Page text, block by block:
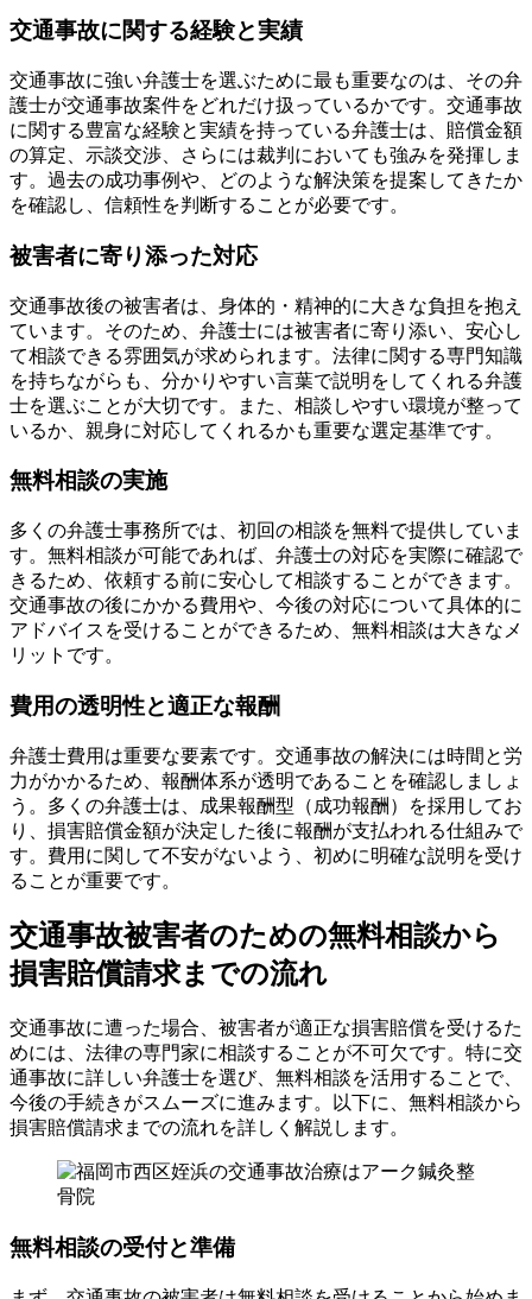
交通事故に関する経験と実績
交通事故に強い弁護士を選ぶために最も重要なのは、その弁
護士が交通事故案件をどれだけ扱っているかです。交通事故
に関する豊富な経験と実績を持っている弁護士は、賠償金額
の算定、示談交渉、さらには裁判においても強みを発揮しま
す。過去の成功事例や、どのような解決策を提案してきたか
を確認し、信頼性を判断することが必要です。
被害者に寄り添った対応
交通事故後の被害者は、身体的・精神的に大きな負担を抱え
ています。そのため、弁護士には被害者に寄り添い、安心し
て相談できる雰囲気が求められます。法律に関する専門知識
を持ちながらも、分かりやすい言葉で説明をしてくれる弁護
士を選ぶことが大切です。また、相談しやすい環境が整って
いるか、親身に対応してくれるかも重要な選定基準です。
無料相談の実施
多くの弁護士事務所では、初回の相談を無料で提供していま
す。無料相談が可能であれば、弁護士の対応を実際に確認で
きるため、依頼する前に安心して相談することができます。
交通事故の後にかかる費用や、今後の対応について具体的に
アドバイスを受けることができるため、無料相談は大きなメ
リットです。
費用の透明性と適正な報酬
弁護士費用は重要な要素です。交通事故の解決には時間と労
力がかかるため、報酬体系が透明であることを確認しましょ
う。多くの弁護士は、成果報酬型（成功報酬）を採用してお
り、損害賠償金額が決定した後に報酬が支払われる仕組みで
す。費用に関して不安がないよう、初めに明確な説明を受け
ることが重要です。
交通事故被害者のための無料相談から
損害賠償請求までの流れ
交通事故に遭った場合、被害者が適正な損害賠償を受けるた
めには、法律の専門家に相談することが不可欠です。特に交
通事故に詳しい弁護士を選び、無料相談を活用することで、
今後の手続きがスムーズに進みます。以下に、無料相談から
損害賠償請求までの流れを詳しく解説します。
無料相談の受付と準備